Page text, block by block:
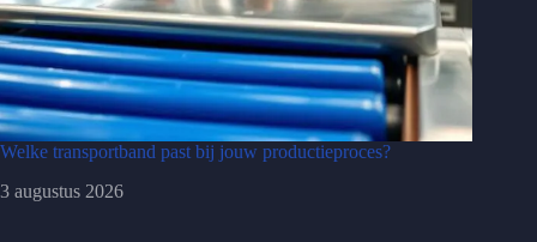
Welke transportband past bij jouw productieproces?
3 augustus 2026